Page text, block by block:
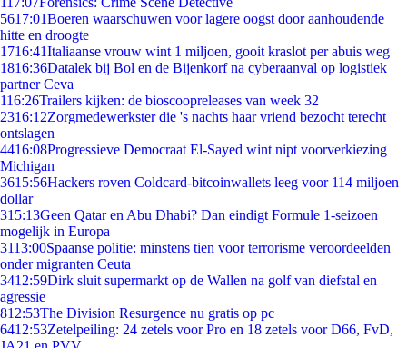
5617:01Boeren waarschuwen voor lagere oogst door aanhoudende
hitte en droogte
1716:41Italiaanse vrouw wint 1 miljoen, gooit kraslot per abuis weg
1816:36Datalek bij Bol en de Bijenkorf na cyberaanval op logistiek
partner Ceva
116:26Trailers kijken: de bioscoopreleases van week 32
2316:12Zorgmedewerkster die 's nachts haar vriend bezocht terecht
ontslagen
4416:08Progressieve Democraat El-Sayed wint nipt voorverkiezing
Michigan
3615:56Hackers roven Coldcard-bitcoinwallets leeg voor 114 miljoen
dollar
315:13Geen Qatar en Abu Dhabi? Dan eindigt Formule 1-seizoen
mogelijk in Europa
3113:00Spaanse politie: minstens tien voor terrorisme veroordeelden
onder migranten Ceuta
3412:59Dirk sluit supermarkt op de Wallen na golf van diefstal en
agressie
812:53The Division Resurgence nu gratis op pc
6412:53Zetelpeiling: 24 zetels voor Pro en 18 zetels voor D66, FvD,